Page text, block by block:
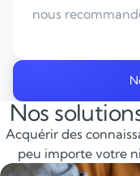
Tous les ans, des
Nos
Acquérir des
peu importe votre